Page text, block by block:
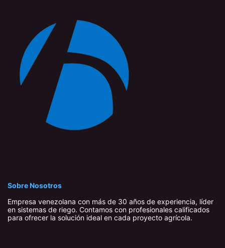
Sobre Nosotros
Empresa venezolana con más de 30 años de experiencia, líder
en sistemas de riego. Contamos con profesionales calificados
para ofrecer la solución ideal en cada proyecto agrícola.